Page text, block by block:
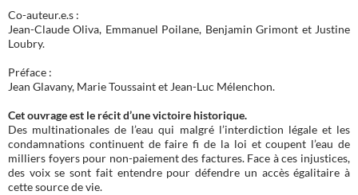
Co-auteur.e.s :
Jean-Claude Oliva, Emmanuel Poilane, Benjamin Grimont et Justine
Loubry.
Préface :
Jean Glavany, Marie Toussaint et Jean-Luc Mélenchon.
Cet ouvrage est le récit d’une victoire historique.
Des multinationales de l’eau qui malgré l’interdiction légale et les
condamnations continuent de faire fi de la loi et coupent l’eau de
milliers foyers pour non-paiement des factures. Face à ces injustices,
des voix se sont fait entendre pour défendre un accès égalitaire à
cette source de vie.